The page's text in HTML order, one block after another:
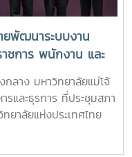
รณ์ เขตดุสิต
จาก : สำนักพัฒนาและ
ผู้บริหาร
ยพัฒนาระบบงาน
าชการ พนักงาน และ
จัดการประชุม
หารและธุรการ ครั้งที่
AI: Driving
พลิกโฉมการทำงาน
ลาง มหาวิทยาลัยแม่โจ้
และธุรการ ที่ประชุมสภา
ยาลัยแห่งประเทศไทย
Work with